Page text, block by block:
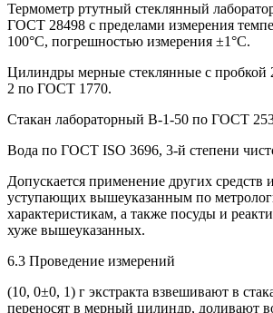
Термометр ртутный стеклянный
ГОСТ 28498 с пределами измерения
100°С, погрешностью измерения ±1°С.
Цилиндры мерные стеклянные с пробкой
2 по ГОСТ 1770.
Стакан лабораторный В-1-50 по ГОСТ
Вода по ГОСТ ISO 3696, 3-й степени
Допускается применение других средств
уступающих вышеуказанным по
характеристикам, а также посуды и
хуже вышеуказанных.
6.3 Проведение измерений
(10, 0±0, 1) г экстракта взвешивают в
переносят в мерный цилиндр, доливают